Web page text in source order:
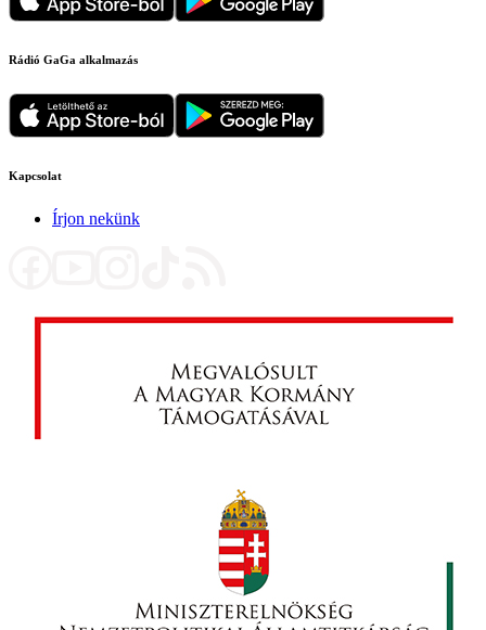
Rádió GaGa alkalmazás
Kapcsolat
Írjon nekünk